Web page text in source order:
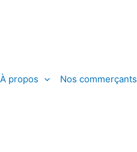
À propos Nos commerçants